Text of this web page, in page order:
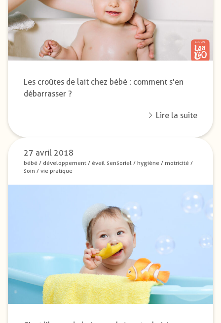
Les croûtes de lait chez bébé : comment s'en
débarrasser ?
Lire la suite
27 avril 2018
bébé / développement / éveil sensoriel / hygiène / motricité /
soin / vie pratique